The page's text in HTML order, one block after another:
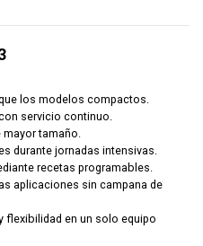
los modelos compactos.
servicio continuo.
tamaño.
durante jornadas intensivas.
recetas programables.
aplicaciones sin campana de
flexibilidad en un solo equipo